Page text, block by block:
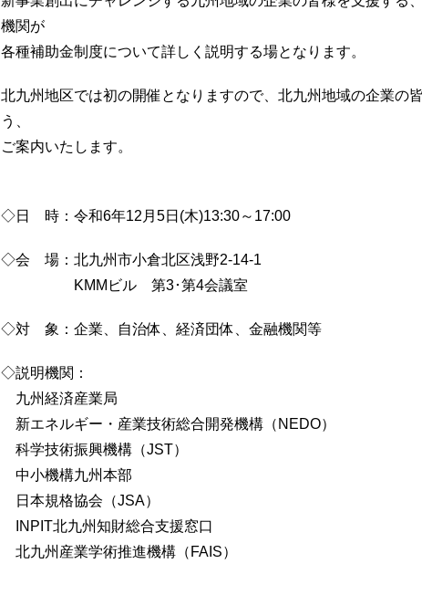
機関が
各種補助金制度について詳しく説明する場となります。
北九州地区では初の開催となりますので、北九州地域の企業の
う、
ご案内いたします。
◇日 時：令和6年12月5日(木)13:30～17:00
◇会 場：北九州市小倉北区浅野2-14-1
KMMビル 第3･第4会議室
◇対 象：企業、自治体、経済団体、金融機関等
◇説明機関：
九州経済産業局
新エネルギー・産業技術総合開発機構（NEDO）
科学技術振興機構（JST）
中小機構九州本部
日本規格協会（JSA）
INPIT北九州知財総合支援窓口
北九州産業学術推進機構（FAIS）